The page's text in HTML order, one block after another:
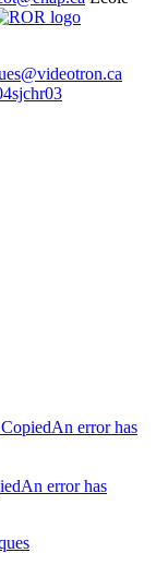
CopiedAn error has
An error has